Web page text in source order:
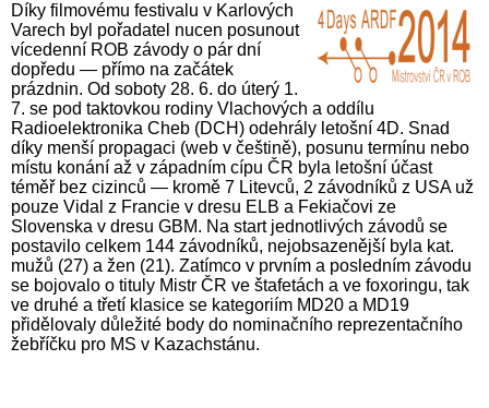
Díky filmovému festivalu v Karlových
Varech byl pořadatel nucen posunout
vícedenní ROB závody o pár dní
dopředu — přímo na začátek
prázdnin. Od soboty 28. 6. do úterý 1.
7. se pod taktovkou rodiny Vlachových a oddílu
Radioelektronika Cheb (DCH) odehrály letošní 4D. Snad
díky menší propagaci (web v češtině), posunu termínu nebo
místu konání až v západním cípu ČR byla letošní účast
téměř bez cizinců — kromě 7 Litevců, 2 závodníků z USA už
pouze Vidal z Francie v dresu ELB a Fekiačovi ze
Slovenska v dresu GBM. Na start jednotlivých závodů se
postavilo celkem 144 závodníků, nejobsazenější byla kat.
mužů (27) a žen (21). Zatímco v prvním a posledním závodu
se bojovalo o tituly Mistr ČR ve štafetách a ve foxoringu, tak
ve druhé a třetí klasice se kategoriím MD20 a MD19
přidělovaly důležité body do nominačního reprezentačního
žebříčku pro MS v Kazachstánu.